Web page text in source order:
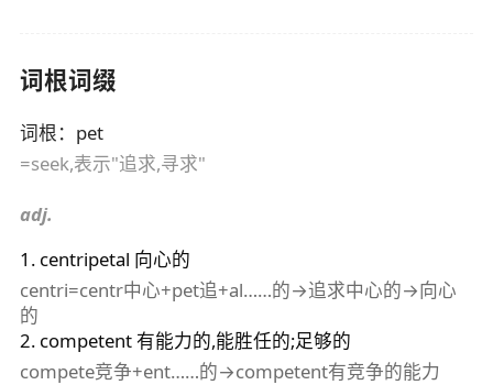
词根词缀
词根： pet
=seek,表示"追求,寻求"
adj.
1 . centripetal 向心的
centri=centr中心+pet追+al……的→追求中心的→向心
的
2. competent有能力的,能胜任的;足够的
compete竞争+ent……的→competent有竞争的能力